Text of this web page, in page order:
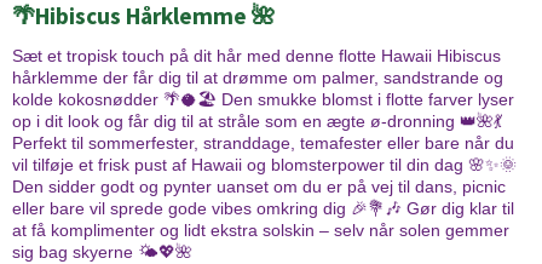
🌴Hibiscus Hårklemme 🌺
Sæt et tropisk touch på dit hår med denne flotte Hawaii Hibiscus
hårklemme der får dig til at drømme om palmer, sandstrande og
kolde kokosnødder 🌴🥥🏖️ Den smukke blomst i flotte farver lyser
op i dit look og får dig til at stråle som en ægte ø-dronning 👑🌺💃
Perfekt til sommerfester, stranddage, temafester eller bare når du
vil tilføje et frisk pust af Hawaii og blomsterpower til din dag 🌸✨🌞
Den sidder godt og pynter uanset om du er på vej til dans, picnic
eller bare vil sprede gode vibes omkring dig 🎉💐🎶 Gør dig klar til
at få komplimenter og lidt ekstra solskin – selv når solen gemmer
sig bag skyerne 🌤️💖🌺